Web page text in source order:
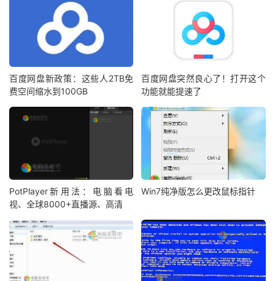
百度网盘新政策：这些人2TB免
费空间缩水到100GB
百度网盘突然良心了！打开这个
功能就能提速了
PotPlayer新用法：电脑看电
视、全球8000+直播源、高清
Win7纯净版怎么更改鼠标指针